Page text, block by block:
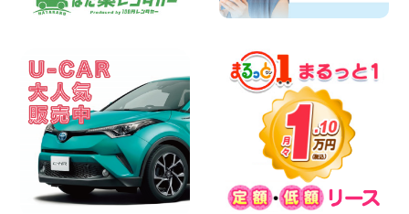
☆ お盆特別乗り放題プラン ☆ 埼玉県 杉
佐渡でのドライブは安全第一!交通事故に
ご注意ください 新潟県 佐渡空港店
100円レンタカー 佐渡空港
2026年08月07日
楽しい佐渡旅行を守るために!安全運転の
お願い 新潟県 両津店
100円レンタカー 両津
2026年08月07日